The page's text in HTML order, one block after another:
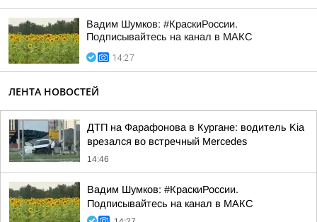
Вадим Шумков: #КраскиРоссии.
Подписывайтесь на канал в МАКС
14:27
ЛЕНТА НОВОСТЕЙ
ДТП на Фарафонова в Кургане: водитель Kia
врезался во встречный Mercedes
14:46
Вадим Шумков: #КраскиРоссии.
Подписывайтесь на канал в МАКС